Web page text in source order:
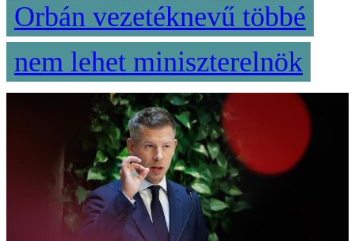
Orbán vezetéknevű többé
nem lehet miniszterelnök